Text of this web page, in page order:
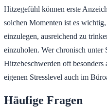
Hitzegefühl können erste
solchen Momenten ist es
einzulegen, ausreichend zu
einzuholen. Wer chronisch unter
Hitzebeschwerden oft
eigenen Stresslevel auch im
Häufige Fragen